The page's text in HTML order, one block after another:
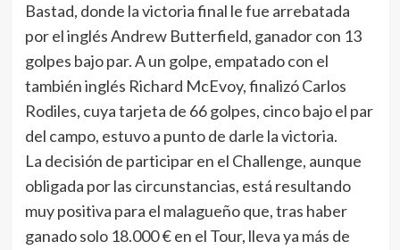
Bastad, donde la victoria final le fue arrebatada
por el inglés Andrew Butterfield, ganador con 13
golpes bajo par. A un golpe, empatado con el
también inglés Richard McEvoy, finalizó Carlos
Rodiles, cuya tarjeta de 66 golpes, cinco bajo el par
del campo, estuvo a punto de darle la victoria.
La decisión de participar en el Challenge, aunque
obligada por las circunstancias, está resultando
muy positiva para el malagueño que, tras haber
ganado solo 18.000 € en el Tour, lleva ya más de